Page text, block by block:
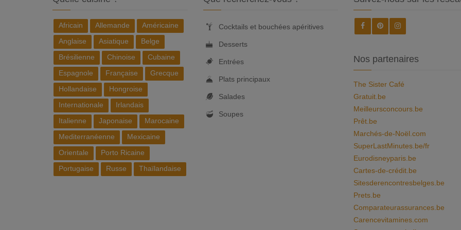
Africain Allemande
Américaine
Anglaise
Asiatique
Belge
Brésilienne
Chinoise
Cubaine
Espagnole
Française
Grecque
Hollandaise
Hongroise
Internationale
Irlandais
Italienne
Japonaise
Marocaine
Mediterranéenne
Mexicaine
Orientale
Porto Ricaine
Portugaise
Russe Thaïlandaise
Cocktails et bouchées apéritives
Desserts
Entrées
Plats principaux
Salades
Soupes
Nos partenaires
The Sister Café
Gratuit.be
Meilleursconcours.be
Prêt.be
Marchés-de-Noël.com
SuperLastMinutes.be/fr
Eurodisneyparis.be
Cartes-de-crédit.be
Sitesderencontresbelges.be
Prets.be
Comparateurassurances.be
Carencevitamines.com